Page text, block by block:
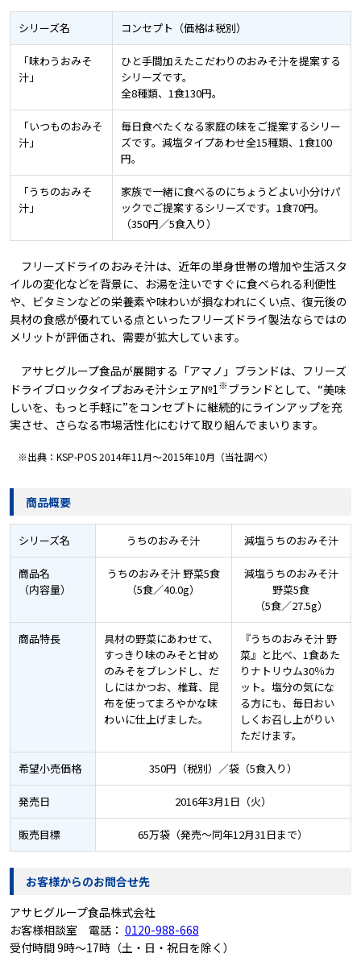
シリーズ名 コンセプト（価格は税別）
「味わうおみそ
汁」
ひと手間加えたこだわりのおみそ汁を提案する
シリーズです。
全8種類、1食130円。
「いつものおみそ
汁」
毎日食べたくなる家庭の味をご提案するシリー
ズです。減塩タイプあわせ全15種類、1食100
円。
「うちのおみそ
汁」
家族で一緒に食べるのにちょうどよい小分けパ
ックでご提案するシリーズです。1食70円。
（350円／5食入り）
フリーズドライのおみそ汁は、近年の単身世帯の増加や生活スタ
イルの変化などを背景に、お湯を注いですぐに食べられる利便性
や、ビタミンなどの栄養素や味わいが損なわれにくい点、復元後の
具材の食感が優れている点といったフリーズドライ製法ならではの
メリットが評価され、需要が拡大しています。
アサヒグループ食品が展開する「アマノ」ブランドは、フリーズ
ドライブロックタイプおみそ汁シェア№1※ブランドとして、“美味
しいを、もっと手軽に”をコンセプトに継続的にラインアップを充
実させ、さらなる市場活性化にむけて取り組んでまいります。
※出典：KSP-POS 2014年11月～2015年10月（当社調べ）
商品概要
シリーズ名 うちのおみそ汁 減塩うちのおみそ汁
商品名
（内容量）
うちのおみそ汁 野菜5食
（5食／40.0g）
減塩うちのおみそ汁
野菜5食
（5食／27.5g）
商品特長
具材の野菜にあわせて、
すっきり味のみそと甘め
のみそをブレンドし、だ
しにはかつお、椎茸、昆
布を使ってまろやかな味
わいに仕上げました。
『うちのおみそ汁 野
菜』と比べ、1食あた
りナトリウム30％カ
ット。塩分の気にな
る方にも、毎日おい
しくお召し上がりい
ただけます。
希望小売価格 350円（税別）／袋（5食入り）
発売日 2016年3月1日（火）
販売目標 65万袋（発売～同年12月31日まで）
お客様からのお問合せ先
アサヒグループ食品株式会社
お客様相談室 電話： 0120-988-668
受付時間 9時～17時（土・日・祝日を除く）